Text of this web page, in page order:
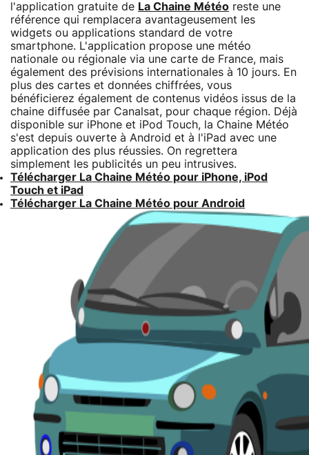
l'application gratuite de La Chaine Météo reste une
référence qui remplacera avantageusement les
widgets ou applications standard de votre
smartphone. L'application propose une météo
nationale ou régionale via une carte de France, mais
également des prévisions internationales à 10 jours. En
plus des cartes et données chiffrées, vous
bénéficierez également de contenus vidéos issus de la
chaine diffusée par Canalsat, pour chaque région. Déjà
disponible sur iPhone et iPod Touch, la Chaine Météo
s'est depuis ouverte à Android et à l'iPad avec une
application des plus réussies. On regrettera
simplement les publicités un peu intrusives.
Télécharger La Chaine Météo pour iPhone, iPod
Touch et iPad
Télécharger La Chaine Météo pour Android